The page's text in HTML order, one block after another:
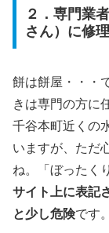
２．専門業
さん）に修
餅は餅屋・・・
きは専門の方に
千谷本町近くの
いますが、ただ
ね。「ぼったく
サイト上に表記
と少し危険です。